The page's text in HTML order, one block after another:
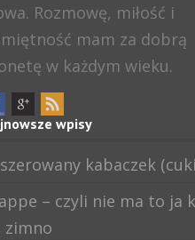
Rozmowę, miłość i
mam za dobrą
w każdym wieku.
wpisy
kabaczek
– czyli nie ma to ja
zimno